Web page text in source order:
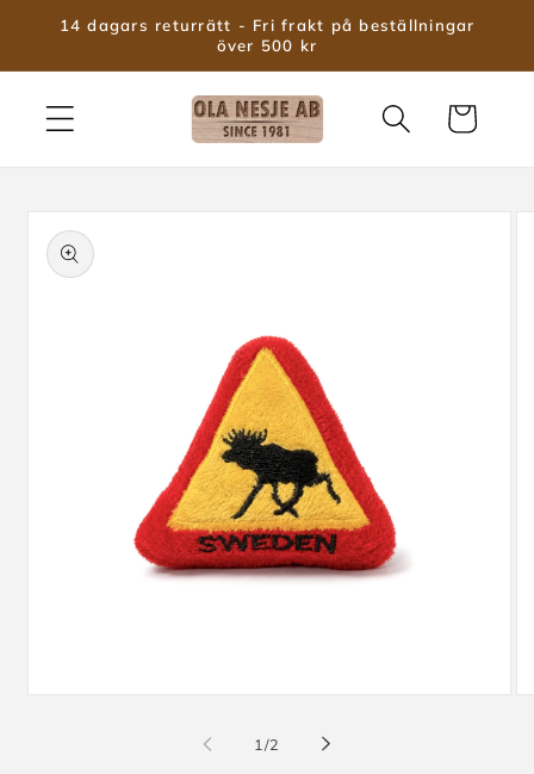
vidare
innehåll
14 dagars returrätt - Fri frakt på beställningar
över 500 kr
Varukorg
vidare till
1 /av
2